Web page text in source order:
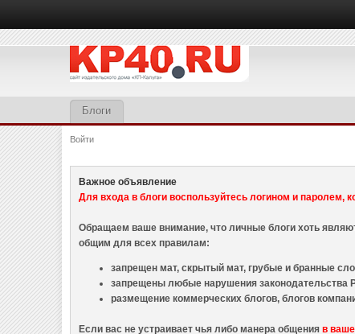
Блоги
Войти
Важное объявление
Для входа в блоги воспользуйтесь логином и паролем,
Обращаем ваше внимание, что личные блоги хоть
общим для всех правилам:
запрещен мат, скрытый мат, грубые и бранные
запрещены любые нарушения
размещение коммерческих блогов, блогов
Если вас не устраивает чья либо манера общенияв